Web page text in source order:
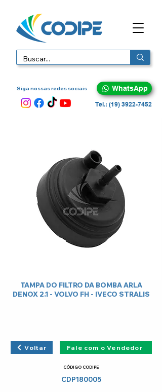
Siga nossas redes sociais WhatsApp
Tel.: (19) 3922-7452
TAMPA DO FILTRO DA BOMBA ARLA
DENOX 2.1 - VOLVO FH - IVECO STRALIS
Voltar Fale com o Vendedor
CÓDIGO CODIPE
CDP180005